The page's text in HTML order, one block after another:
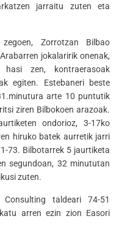
jarraitu zuten eta
Zorrotzan Bilbao
jokalaririk onenak,
zen, kontraerasoak
egiten. Estebaneri beste
arte 10 puntutik
ziren Bilbokoen arazoak.
ondorioz, 3-17ko
hiruko batek aurretik jarri
73. Bilbotarrek 5 jaurtiketa
segundoan, 32 minututan
zuten.
taldeari 74-51
arren ezin zion Easori